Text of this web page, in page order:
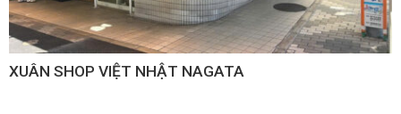
XUÂN SHOP VIỆT NHẬT NAGATA